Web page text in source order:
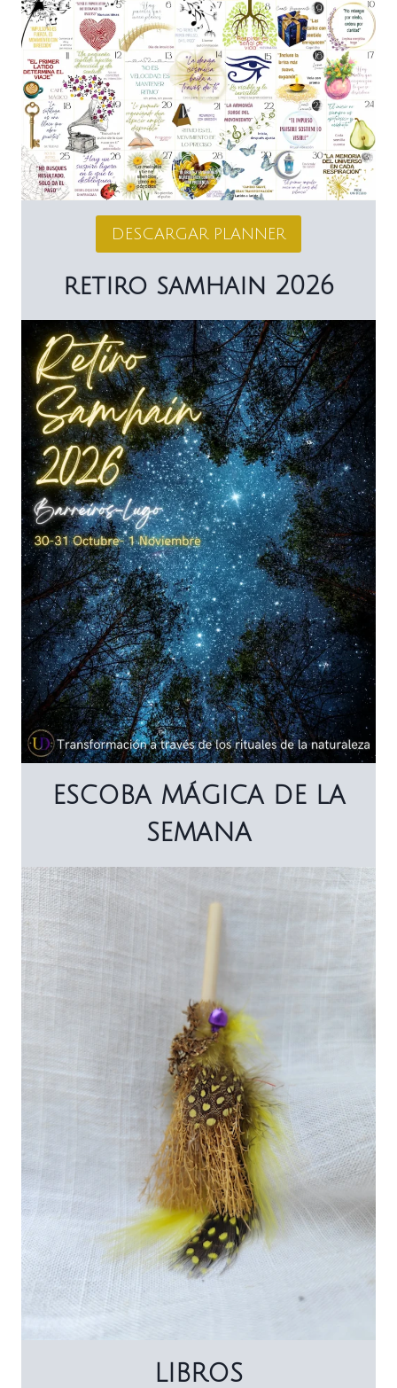
DESCARGAR PLANNER
retiro samhain 2026
ESCOBA MÁGICA DE LA
SEMANA
LIBROS